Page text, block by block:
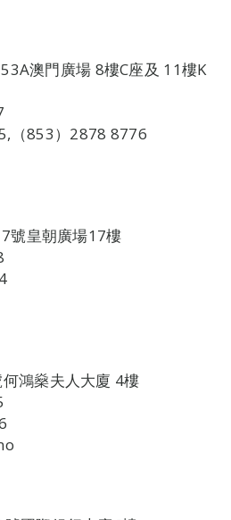
澳門廣場 8樓C座及 11樓K
（853）2878 8776
號皇朝廣場17樓
鴻燊夫人大廈 4樓